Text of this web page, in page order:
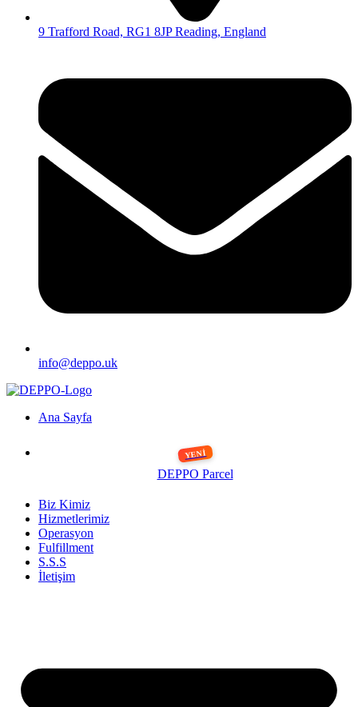
9 Trafford Road, RG1 8JP Reading, England
info@deppo.uk
Ana Sayfa
DEPPO Parcel
Biz Kimiz
Hizmetlerimiz
Operasyon
Fulfillment
S.S.S
İletişim